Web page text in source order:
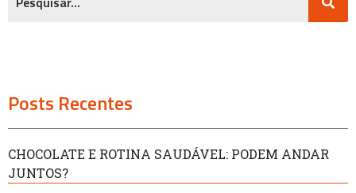
Posts Recentes
CHOCOLATE E ROTINA SAUDÁVEL: PODEM ANDAR
JUNTOS?